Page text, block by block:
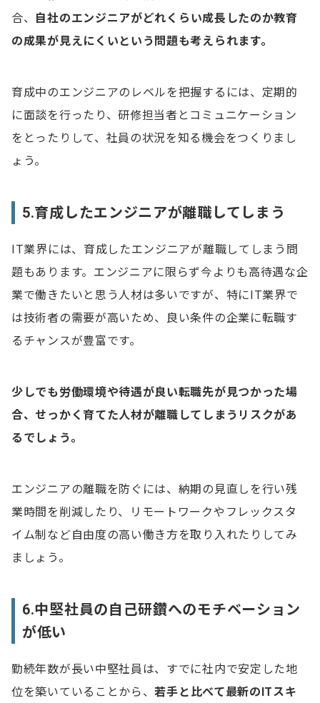
合、 自社のエンジニアがどれくらい成長したのか教育
の成果が見えにくいという問題も考えられます。
育成中のエンジニアのレベルを把握するには、定期的
に面談を行ったり、研修担当者とコミュニケーション
をとったりして、社員の状況を知る機会をつくりまし
ょう。
5.育成したエンジニアが離職してしまう
IT業界には、育成したエンジニアが離職してしまう問
題もあります。エンジニアに限らず今よりも高待遇な企
業で働きたいと思う人材は多いですが、特にIT業界で
は技術者の需要が高いため、良い条件の企業に転職す
るチャンスが豊富です。
少しでも労働環境や待遇が良い転職先が見つかった場
合、せっかく育てた人材が離職してしまうリスクがあ
るでしょう。
エンジニアの離職を防ぐには、納期の見直しを行い残
業時間を削減したり、リモートワークやフレックスタ
イム制など自由度の高い働き方を取り入れたりしてみ
ましょう。
6.中堅社員の自己研鑽へのモチベーション
が低い
勤続年数が長い中堅社員は、すでに社内で安定した地
位を築いていることから、若手と比べて最新のITスキ